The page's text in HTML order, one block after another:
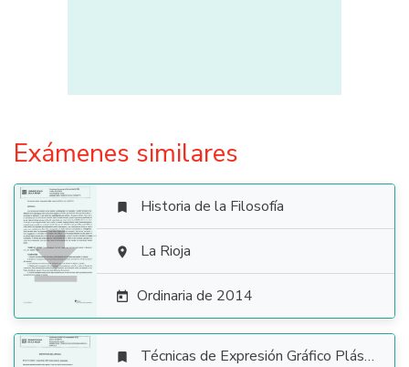
Exámenes similares

 Historia de la Filosofía
 La Rioja
 Ordinaria de 2014
 Técnicas de Expresión Gráfico Plástica